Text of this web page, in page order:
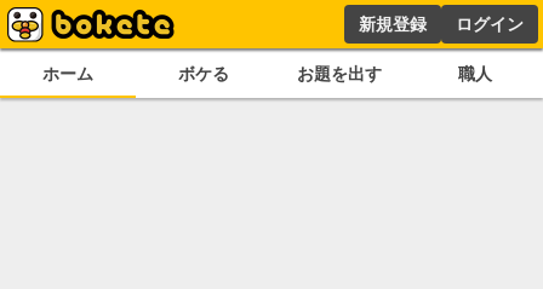
新規登録 ログイン
ホーム ボケる お題を出す 職人